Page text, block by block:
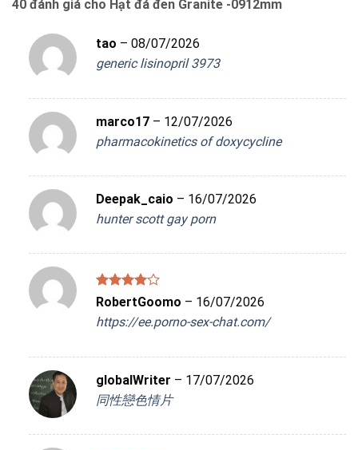
40 đánh giá cho Hạt đá đen Granite -0912mm
tao – 08/07/2026
generic lisinopril 3973
marco17 – 12/07/2026
pharmacokinetics of doxycycline
Deepak_caio – 16/07/2026
hunter scott gay porn
Được
45 sao
RobertGoomo – 16/07/2026
https://ee.porno-sex-chat.com/
globalWriter – 17/07/2026
同性戀色情片